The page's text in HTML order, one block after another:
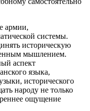
армии,
системы.
историческую
мышлением.
аспект
языка,
исторического
народу не только
ощущение